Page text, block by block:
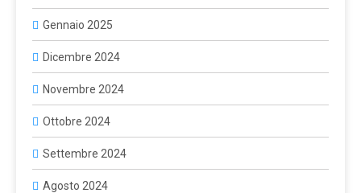
Gennaio 2025
Dicembre 2024
Novembre 2024
Ottobre 2024
Settembre 2024
Agosto 2024